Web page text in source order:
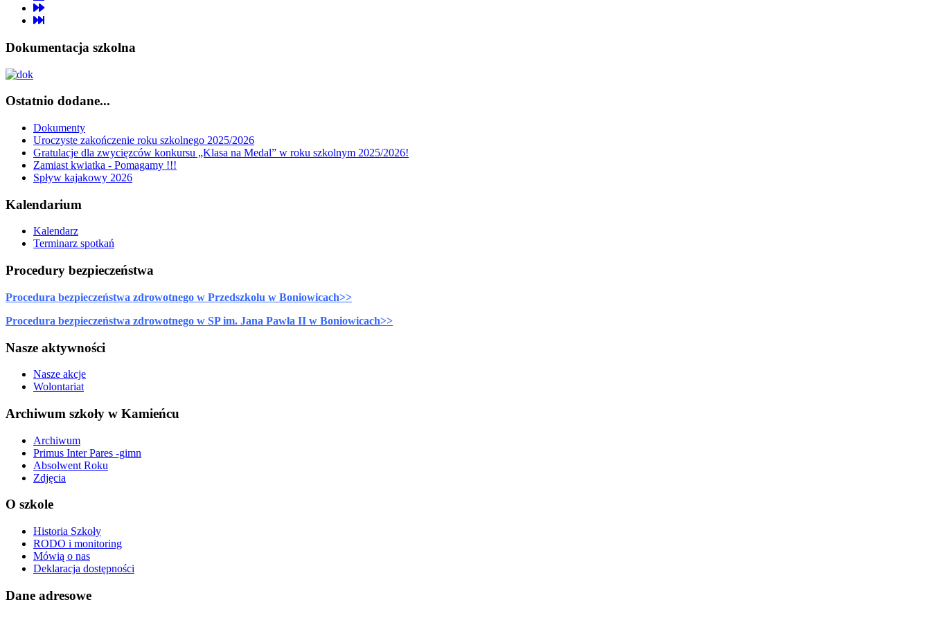
Dokumentacja szkolna
Ostatnio dodane...
Dokumenty
Uroczyste zakończenie roku szkolnego 2025/2026
Gratulacje dla zwycięzców konkursu „Klasa na Medal” w roku szkolnym 2025/2026!
Zamiast kwiatka - Pomagamy !!!
Spływ kajakowy 2026
Kalendarium
Kalendarz
Terminarz spotkań
Procedury bezpieczeństwa
Procedura bezpieczeństwa zdrowotnego w Przedszkolu w Boniowicach>>
Procedura bezpieczeństwa zdrowotnego w SP im. Jana Pawła II w Boniowicach>>
Nasze aktywności
Nasze akcje
Wolontariat
Archiwum szkoły w Kamieńcu
Archiwum
Primus Inter Pares -gimn
Absolwent Roku
Zdjęcia
O szkole
Historia Szkoły
RODO i monitoring
Mówią o nas
Deklaracja dostępności
Dane adresowe